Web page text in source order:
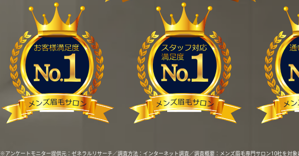
※アンケートモニター提供元：ゼネラルリサーチ／調査方法：インターネット調査／調査概要：メンズ眉毛専門サロン10社を対